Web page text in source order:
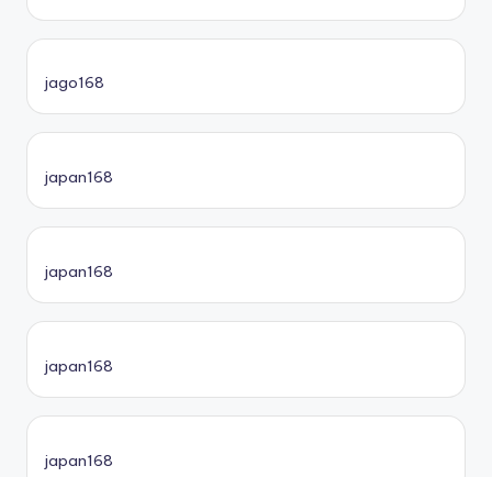
jago168
japan168
japan168
japan168
japan168